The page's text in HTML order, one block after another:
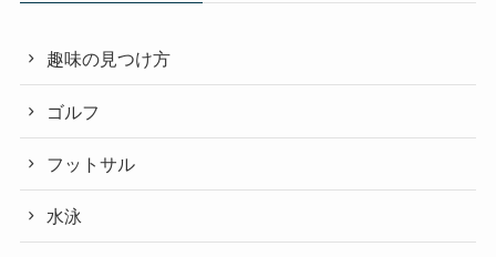
趣味の見つけ方
ゴルフ
フットサル
水泳